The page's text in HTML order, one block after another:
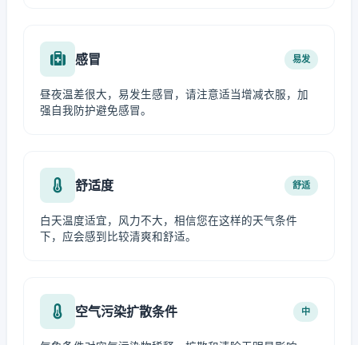
感冒 易发
昼夜温差很大，易发生感冒，请注意适当增减衣服，加
强自我防护避免感冒。
舒适度 舒适
白天温度适宜，风力不大，相信您在这样的天气条件
下，应会感到比较清爽和舒适。
空气污染扩散条件 中